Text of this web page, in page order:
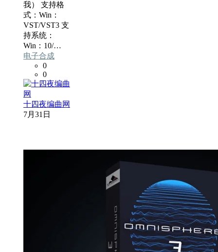
我） 支持格
式：Win：
VST/VST3 支
持系统：
Win：10/…
电子合成
0
0
十四夜编曲网
7月31日